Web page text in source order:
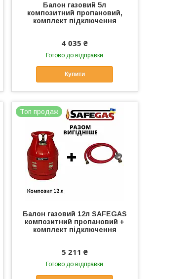
Балон газовий 5л
композитний пропановий,
комплект підключення
4 035 ₴
Готово до відправки
Купити
Топ продаж
Балон газовий 12л SAFEGAS
композитний пропановий +
комплект підключення
5 211 ₴
Готово до відправки